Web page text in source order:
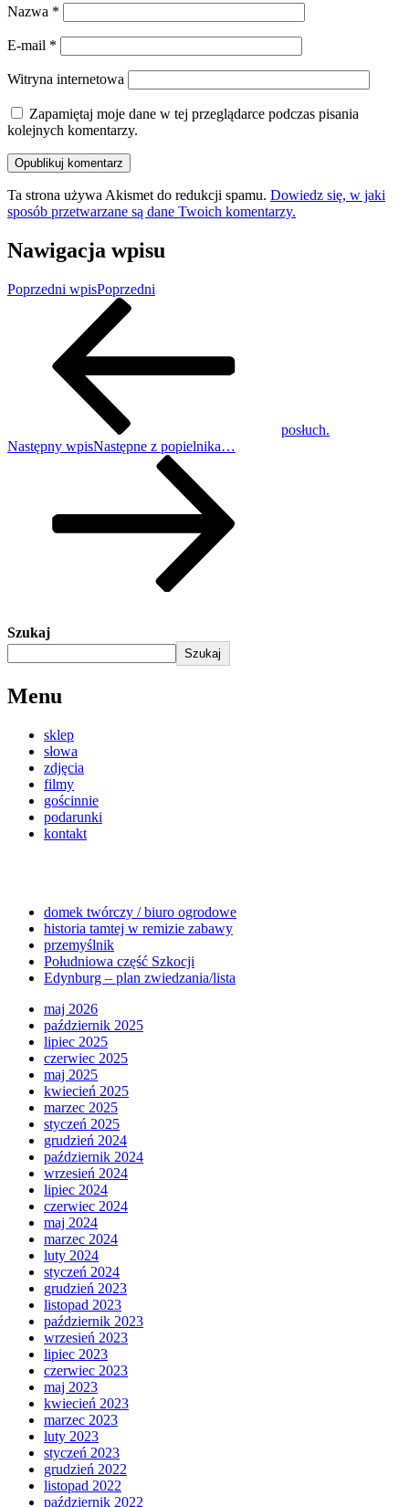
Nazwa *
E-mail *
Witryna internetowa
Zapamiętaj moje dane w tej przeglądarce podczas pisania
kolejnych komentarzy.
Ta strona używa Akismet do redukcji spamu. Dowiedz się, w jaki
sposób przetwarzane są dane Twoich komentarzy.
Nawigacja wpisu
Poprzedni wpisPoprzedni
posłuch.
Następny wpisNastępne z popielnika…
Szukaj
Szukaj
Menu
sklep
słowa
zdjęcia
filmy
gościnnie
podarunki
kontakt
domek twórczy / biuro ogrodowe
historia tamtej w remizie zabawy
przemyślnik
Południowa część Szkocji
Edynburg – plan zwiedzania/lista
maj 2026
październik 2025
lipiec 2025
czerwiec 2025
maj 2025
kwiecień 2025
marzec 2025
styczeń 2025
grudzień 2024
październik 2024
wrzesień 2024
lipiec 2024
czerwiec 2024
maj 2024
marzec 2024
luty 2024
styczeń 2024
grudzień 2023
listopad 2023
październik 2023
wrzesień 2023
lipiec 2023
czerwiec 2023
maj 2023
kwiecień 2023
marzec 2023
luty 2023
styczeń 2023
grudzień 2022
listopad 2022
październik 2022